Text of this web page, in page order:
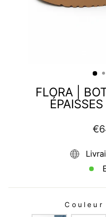
FLORA |
Couleur
COULEUR